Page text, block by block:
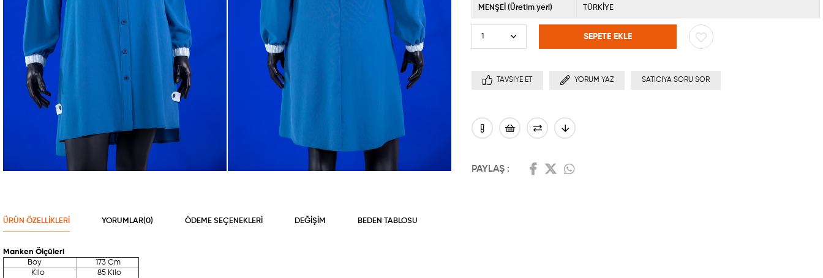
MENŞEİ (Üretim yeri) TÜRKİYE
TAVSIYE ET YORUM YAZ SATICIYA SORU SOR
PAYLAŞ :
ÜRÜN ÖZELLIKLERI YORUMLAR(0) ÖDEME SEÇENEKLERI DEĞIŞIM BEDEN TABLOSU
Manken Ölçüleri
Boy
173 Cm
Kilo
85 Kilo